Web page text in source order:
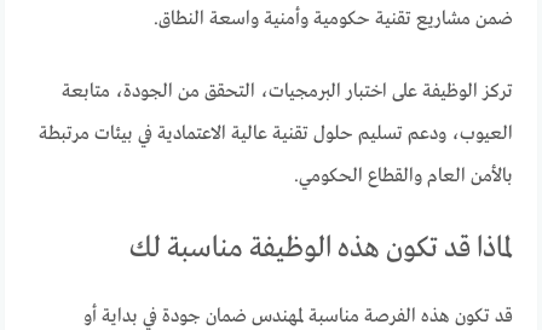
ضمن مشاريع تقنية حكومية وأمنية واسعة النطاق.
تركز الوظيفة على اختبار البرمجيات، التحقق من الجودة، متابعة
العيوب، ودعم تسليم حلول تقنية عالية الاعتمادية في بيئات مرتبطة
بالأمن العام والقطاع الحكومي.
لماذا قد تكون هذه الوظيفة مناسبة لك
قد تكون هذه الفرصة مناسبة لمهندس ضمان جودة في بداية أو